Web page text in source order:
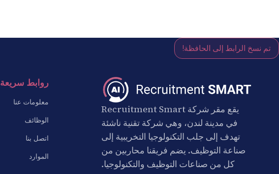
تم نسخ الرابط إلى الحافظة!
يقع مقر شركة Recruitment Smart
في مدينة لندن، وهي شركة تقنية ناشئة
تهدف إلى جلب التكنولوجيا التخريبية إلى
صناعة التوظيف. يضم فريقنا محاربين من
كل من صناعات التوظيف والتكنولوجيا.
روابط سريعة
معلومات عنا
الوظائف
اتصل بنا
الموارد